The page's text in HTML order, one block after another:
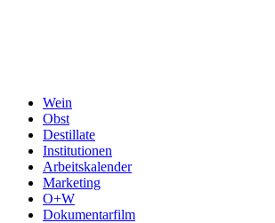
Wein
Obst
Destillate
Institutionen
Arbeitskalender
Marketing
O+W
Dokumentarfilm